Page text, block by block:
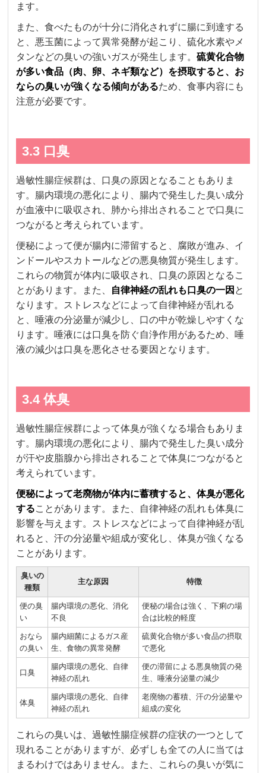
ます。
また、食べたものが十分に消化されずに腸に到達する
と、悪玉菌によって異常発酵が起こり、硫化水素やメ
タンなどの臭いの強いガスが発生します。硫黄化合物
が多い食品（肉、卵、ネギ類など）を摂取すると、お
ならの臭いが強くなる傾向があるため、食事内容にも
注意が必要です。
3.3 口臭
過敏性腸症候群は、口臭の原因となることもありま
す。腸内環境の悪化により、腸内で発生した臭い成分
が血液中に吸収され、肺から排出されることで口臭に
つながると考えられています。
便秘によって便が腸内に滞留すると、腐敗が進み、イ
ンドールやスカトールなどの悪臭物質が発生します。
これらの物質が体内に吸収され、口臭の原因となるこ
とがあります。また、
自律神経の乱れも口臭の一因 と
なります。ストレスなどによって自律神経が乱れる
と、唾液の分泌量が減少し、口の中が乾燥しやすくな
ります。唾液には口臭を防ぐ自浄作用があるため、唾
液の減少は口臭を悪化させる要因となります。
3.4 体臭
過敏性腸症候群によって体臭が強くなる場合もありま
す。腸内環境の悪化により、腸内で発生した臭い成分
が汗や皮脂腺から排出されることで体臭につながると
考えられています。
便秘によって老廃物が体内に蓄積すると、体臭が悪化
することがあります。また、自律神経の乱れも体臭に
影響を与えます。ストレスなどによって自律神経が乱
れると、汗の分泌量や組成が変化し、体臭が強くなる
ことがあります。
臭いの
種類
主な原因 特徴
便の臭
い
腸内環境の悪化、消化
不良
便秘の場合は強く、下痢の場
合は比較的軽度
おなら
の臭い
腸内細菌によるガス産
生、食物の異常発酵
硫黄化合物が多い食品の摂取
で悪化
口臭
腸内環境の悪化、自律
神経の乱れ
便の滞留による悪臭物質の発
生、唾液分泌量の減少
体臭
腸内環境の悪化、自律
神経の乱れ
老廃物の蓄積、汗の分泌量や
組成の変化
これらの臭いは、過敏性腸症候群の症状の一つとして
現れることがありますが、必ずしも全ての人に当ては
まるわけではありません。また、これらの臭いが気に